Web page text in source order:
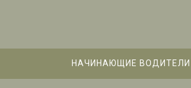
НАЧИНАЮЩИЕ ВОДИТЕЛИ